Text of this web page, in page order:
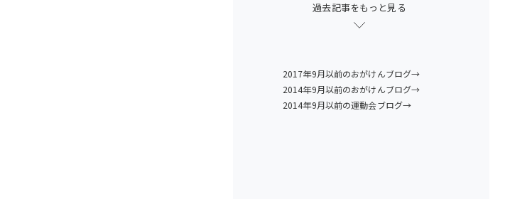
過去記事をもっと見る
2017年9月以前のおがけんブログ→
2014年9月以前のおがけんブログ→
2014年9月以前の運動会ブログ→